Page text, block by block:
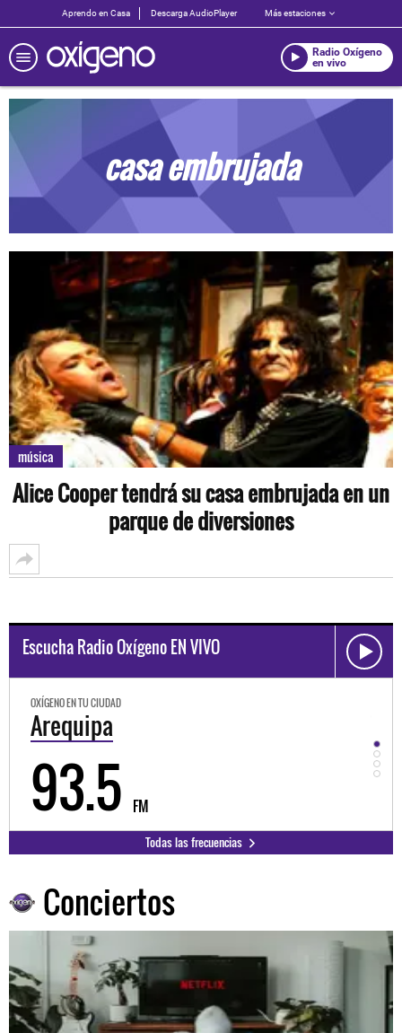
Aprendo en Casa Descarga AudioPlayer Más estaciones
Radio Oxígeno
en vivo
casa embrujada
música
Alice Cooper tendrá su casa embrujada en un
parque de diversiones
Escucha Radio Oxígeno EN VIVO
OXÍGENO EN TU CIUDAD
Arequipa
93.5 FM
Todas las frecuencias
Conciertos